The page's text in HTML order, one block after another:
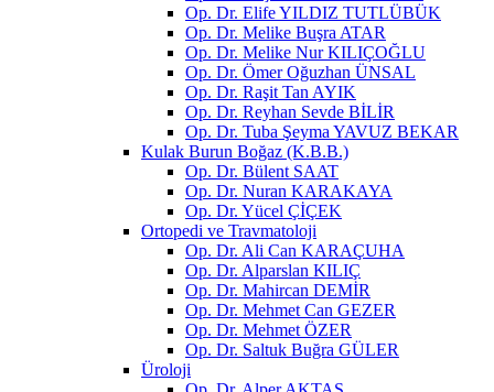
Op. Dr. Elife YILDIZ TUTLÜBÜK
Op. Dr. Melike Buşra ATAR
Op. Dr. Melike Nur KILIÇOĞLU
Op. Dr. Ömer Oğuzhan ÜNSAL
Op. Dr. Raşit Tan AYIK
Op. Dr. Reyhan Sevde BİLİR
Op. Dr. Tuba Şeyma YAVUZ BEKAR
Kulak Burun Boğaz (K.B.B.)
Op. Dr. Bülent SAAT
Op. Dr. Nuran KARAKAYA
Op. Dr. Yücel ÇİÇEK
Ortopedi ve Travmatoloji
Op. Dr. Ali Can KARAÇUHA
Op. Dr. Alparslan KILIÇ
Op. Dr. Mahircan DEMİR
Op. Dr. Mehmet Can GEZER
Op. Dr. Mehmet ÖZER
Op. Dr. Saltuk Buğra GÜLER
Üroloji